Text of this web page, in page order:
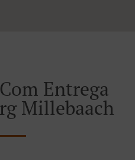
Entrega
Millebaach